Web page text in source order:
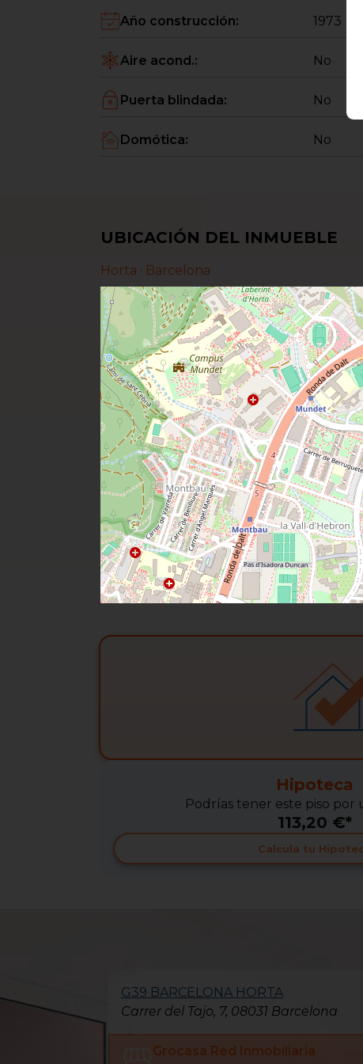
Año construcción: 1973
Aire acond.: No
Puerta blindada: No
Domótica: No
UBICACIÓN DEL INMUEBLE
Horta · Barcelona
Hipoteca
Podrías tener este piso por
113,20 €*
Calcula tu
G39 BARCELONA HORTA
Carrer del Tajo, 7, 08031 Barcelona
Grocasa Red Inmobiliaria